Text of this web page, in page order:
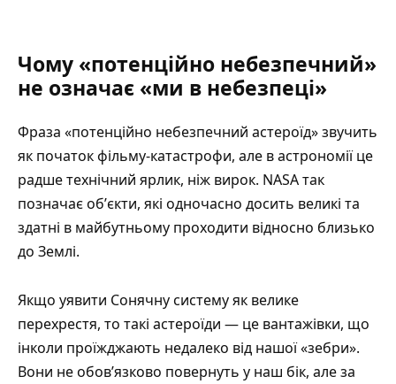
Чому «потенційно небезпечний»
не означає «ми в небезпеці»
Фраза «потенційно небезпечний астероїд» звучить
як початок фільму-катастрофи, але в астрономії це
радше технічний ярлик, ніж вирок. NASA так
позначає обʼєкти, які одночасно досить великі та
здатні в майбутньому проходити відносно близько
до Землі.
Якщо уявити Сонячну систему як велике
перехрестя, то такі астероїди — це вантажівки, що
інколи проїжджають недалеко від нашої «зебри».
Вони не обовʼязково повернуть у наш бік, але за